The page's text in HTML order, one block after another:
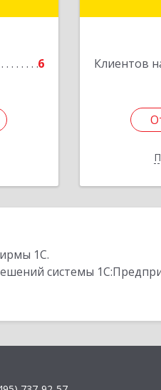
6 Клиентов
1С.
системы